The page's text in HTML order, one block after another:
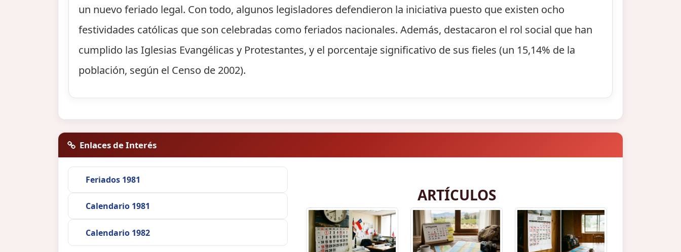
un nuevo feriado legal. Con todo, algunos legisladores defendieron la iniciativa puesto que existen ocho
festividades católicas que son celebradas como feriados nacionales. Además, destacaron el rol social que han
cumplido las Iglesias Evangélicas y Protestantes, y el porcentaje significativo de sus fieles (un 15,14% de la
población, según el Censo de 2002).
Enlaces de Interés
Feriados 1981
Calendario 1981
Calendario 1982
ARTÍCULOS